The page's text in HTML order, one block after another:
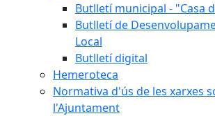
Butlletí municipal - "Casa
Butlletí de
Local
Butlletí digital
Hemeroteca
Normativa d'ús de les xarxes
l'Ajuntament